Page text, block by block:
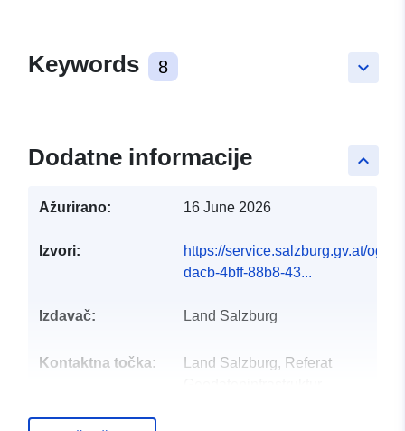
keyboard_arrow_down
Keywords 8
keyboard_arrow_up
Dodatne informacije
Ažurirano: 16 June 2026
Izvori:
https://service.salzburg.gv.at/
dacb-4bff-88b8-43...
Izdavač: Land Salzburg
Kontaktna točka:
Land Salzburg, Referat